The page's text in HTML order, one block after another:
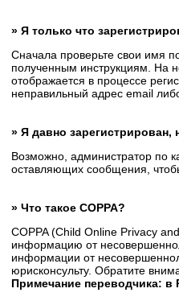
» Я только что
Сначала проверьте свои имя
полученным инструкциям. На
отображается в процессе
неправильный адрес email
» Я давно
Возможно, администратор по
оставляющих сообщения,
» Что такое COPPA?
COPPA (Child Online Privacy
информацию от
информации от
юрисконсульту. Обратите
Примечание переводчика: